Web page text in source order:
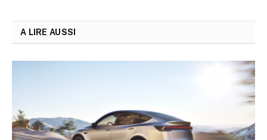
A LIRE AUSSI